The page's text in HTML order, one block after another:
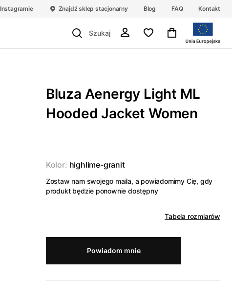
Instagramie Znajdź sklep stacjonarny Blog FAQ Kontakt
Bluza Aenergy Light ML
Hooded Jacket Women
Kolor: highlime-granit
Zostaw nam swojego maila, a powiadomimy Cię, gdy
produkt będzie ponownie dostępny
Tabela rozmiarów
Powiadom mnie